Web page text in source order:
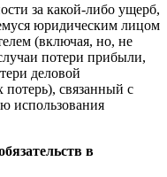
за какой-либо ущерб,
юридическим лицом
(включая, но, не
потери прибыли,
деловой
связанный с
использования
в